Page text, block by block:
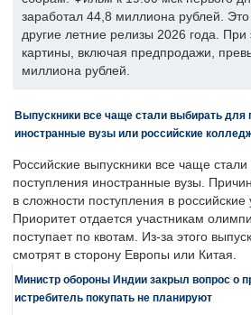
заработал 44,8 миллиона рублей.
другие летние релизы 2026 года.
картины, включая предпродажи,
миллиона рублей.
Выпускники все чаще стали выбирать для
иностранные вузы или российские
Российские выпускники все чаще
поступления иностранные вузы.
в сложности поступления в
Приоритет отдается участникам
поступает по квотам. Из-за этого
смотрят в сторону Европы или Китая.
Министр обороны Индии закрыл вопрос о
истребитель покупать не планируют